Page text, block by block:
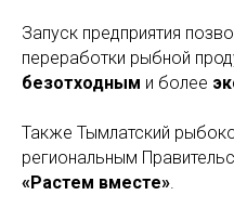
Запуск предприятия
переработки рыбной
безотходным и более
Также Тымлатский
региональным
«Растем вместе»